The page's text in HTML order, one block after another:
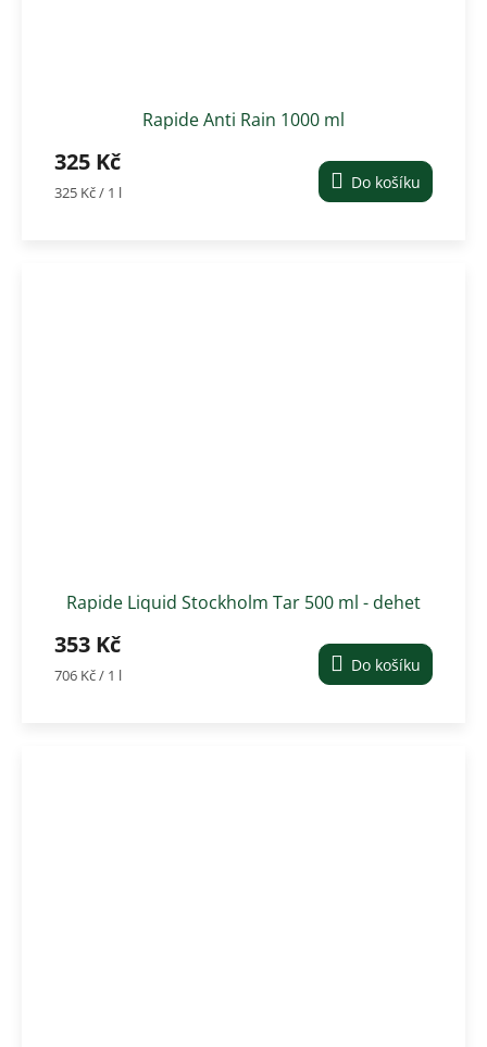
Rapide Anti Rain 1000 ml
325 Kč
Měrná
325 Kč / 1 l Do košíku
Rapide Liquid Stockholm Tar 500 ml - dehet
353 Kč
Měrná
706 Kč / 1 l Do košíku